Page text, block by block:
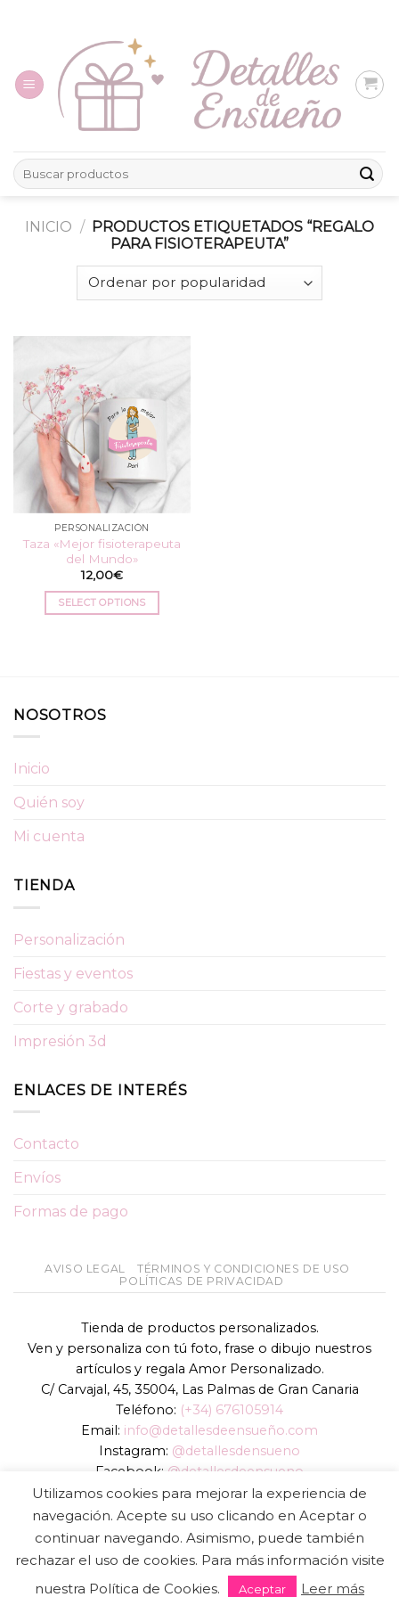
Buscar
por:
INICIO / PRODUCTOS ETIQUETADOS “REGALO
PARA FISIOTERAPEUTA”
PERSONALIZACIÓN
Taza «Mejor fisioterapeuta
del Mundo»
12,00€
SELECT OPTIONS
NOSOTROS
Inicio
Quién soy
Mi cuenta
TIENDA
Personalización
Fiestas y eventos
Corte y grabado
Impresión 3d
ENLACES DE INTERÉS
Contacto
Envíos
Formas de pago
AVISO LEGAL
TÉRMINOS Y CONDICIONES DE USO
POLÍTICAS DE PRIVACIDAD
Tienda de productos personalizados.
Ven y personaliza con tú foto, frase o dibujo nuestros
artículos y regala Amor Personalizado.
C/ Carvajal, 45, 35004, Las Palmas de Gran Canaria
Teléfono: (+34) 676105914
Email: info@detallesdeensueño.com
Instagram: @detallesdensueno
Facebook: @detallesdeensueno
TikTok: @detallesdensueno
Página web:www.detallesdeensueño.com
Copyright 2026 © DIGALOWEB.COM
Utilizamos cookies para mejorar la experiencia de
navegación. Acepte su uso clicando en Aceptar o
continuar navegando. Asimismo, puede también
rechazar el uso de cookies. Para más información visite
nuestra Política de Cookies.
Aceptar Leer más